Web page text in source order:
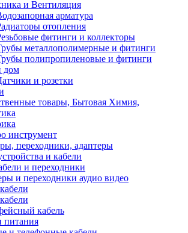
и Вентиляция
арматура
отопления
фитинги и коллекторы
металлополимерные и фитинги
полипропиленовые и фитинги
дом
и розетки
товары, Бытовая Химия,
инструмент
переходники, адаптеры
и кабели
и переходники
и переходники аудио видео
кабель
питания